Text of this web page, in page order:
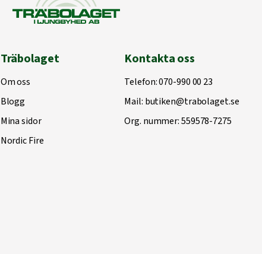
Träbolaget
Om oss
Blogg
Mina sidor
Nordic Fire
Kontakta oss
Telefon:070-990 00 23
Mail: butiken@trabolaget.se
Org. nummer: 559578-7275